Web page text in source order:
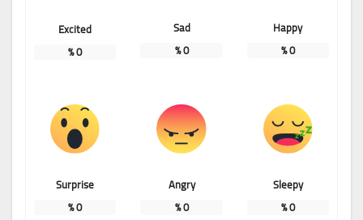
Happy
0
%
Sad
0
%
Excited
0
%
Sleepy
0
%
Angry
0
%
Surprise
0
%